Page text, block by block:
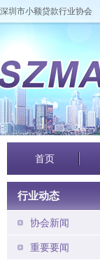
深圳市小额贷款行业协会
首页
行业动态
协会新闻
重要要闻